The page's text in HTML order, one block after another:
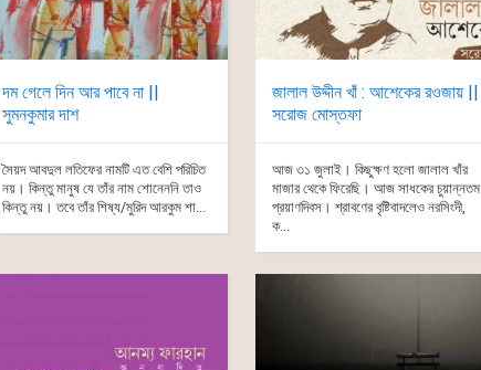
দম গেলে দিন আর পাবে না ||
সুমনকুমার দাশ
সৈয়দ আবদুল লতিফের নামটি এত বেশি পরিচিত
নয়। কিন্তু মানুষ যে তাঁর নাম শোনেননি তাও
কিন্তু নয়। তবে তাঁর শিষ্য/মুরিদ আরকুম শা...
জালাল উদ্দীন খাঁ : আশেকের রওজায় ||
সরোজ মোস্তফা
আজ ৩১ জুলাই। কিছুক্ষণ হলো জালাল খাঁর
মাজার থেকে ফিরেছি। আজ সাধকের চুয়ান্নতম
প্রয়াণদিবস। শ্রাবণের বৃষ্টিবাদলেও নরসিংদী,
ক...